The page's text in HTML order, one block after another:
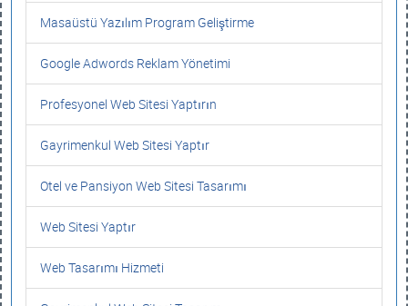
Masaüstü Yazılım Program Geliştirme
Google Adwords Reklam Yönetimi
Profesyonel Web Sitesi Yaptırın
Gayrimenkul Web Sitesi Yaptır
Otel ve Pansiyon Web Sitesi Tasarımı
Web Sitesi Yaptır
Web Tasarımı Hizmeti